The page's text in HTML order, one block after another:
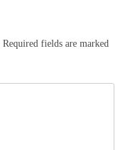
Required fields are marked